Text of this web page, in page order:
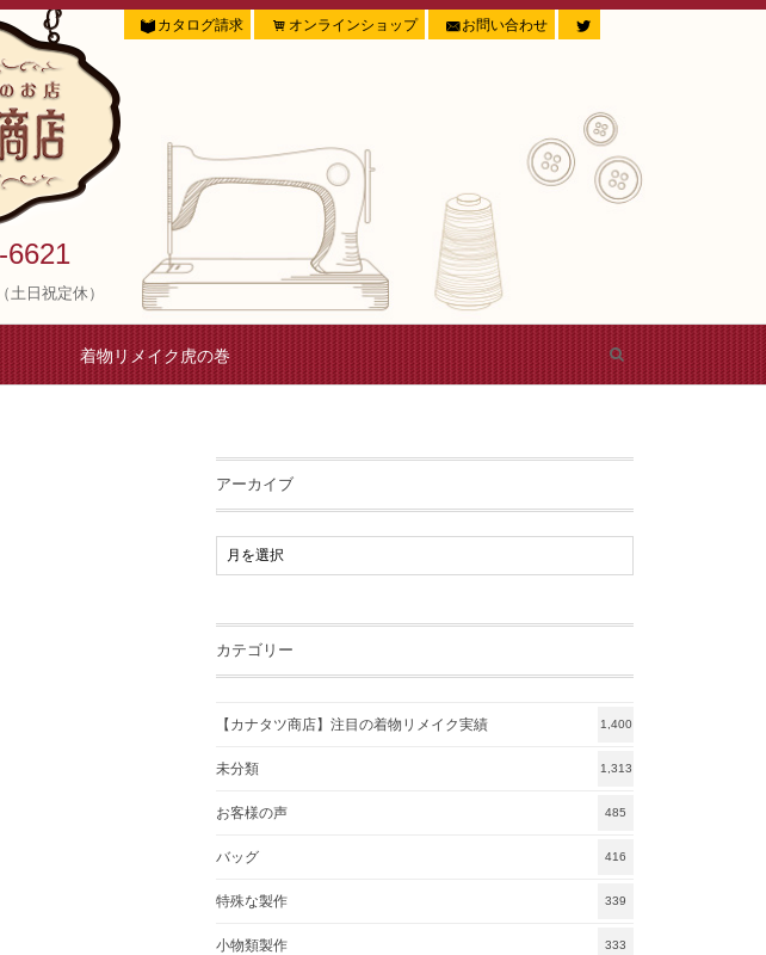
カタログ請求 オンラインショップ お問い合わせ
6621
土日祝定休）
着物リメイク虎の巻
アーカイブ
カテゴリー
【カナタツ商店】注目の着物リメイク実績 1,400
未分類 1,313
お客様の声 485
バッグ 416
特殊な製作 339
小物類製作 333